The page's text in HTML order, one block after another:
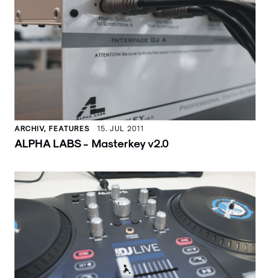
ARCHIV, FEATURES 15. JUL 2011
ALPHA LABS - Masterkey v2.0